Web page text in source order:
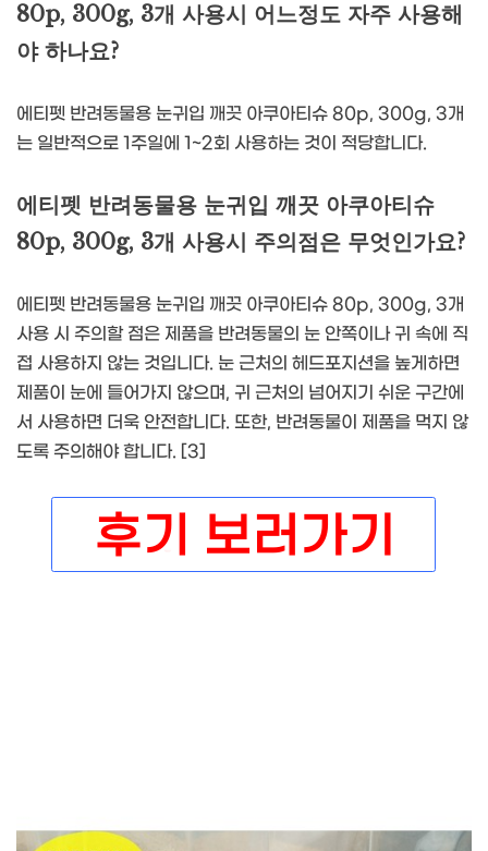
80p, 300g, 3개 사용시 어느정도 자주 사용해
야 하나요?
에티펫 반려동물용 눈귀입 깨끗 아쿠아티슈 80p, 300g, 3개
는 일반적으로 1주일에 1~2회 사용하는 것이 적당합니다.
에티펫 반려동물용 눈귀입 깨끗 아쿠아티슈
80p, 300g, 3개 사용시 주의점은 무엇인가요?
에티펫 반려동물용 눈귀입 깨끗 아쿠아티슈 80p, 300g, 3개
사용 시 주의할 점은 제품을 반려동물의 눈 안쪽이나 귀 속에 직
접 사용하지 않는 것입니다. 눈 근처의 헤드포지션을 높게하면
제품이 눈에 들어가지 않으며, 귀 근처의 넘어지기 쉬운 구간에
서 사용하면 더욱 안전합니다. 또한, 반려동물이 제품을 먹지 않
도록 주의해야 합니다. [3]